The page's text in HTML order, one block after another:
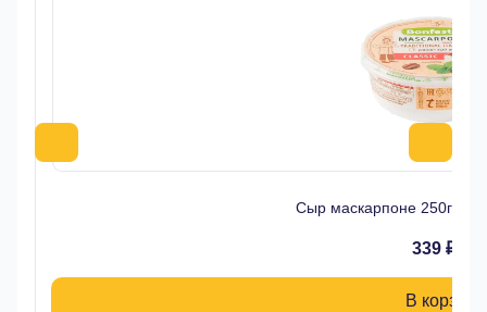
Сыр маскарпоне 250гр
339 ₽
В корзину